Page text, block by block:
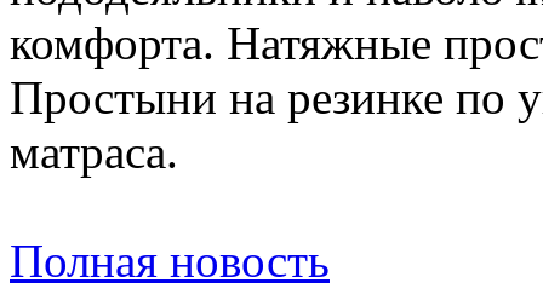
комфорта. Натяжные
Простыни на резинке по
матраса.
Полная новость